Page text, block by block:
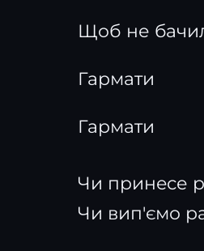
Щоб не
Гармати
Гармати
Чи принесе
Чи вип'ємо